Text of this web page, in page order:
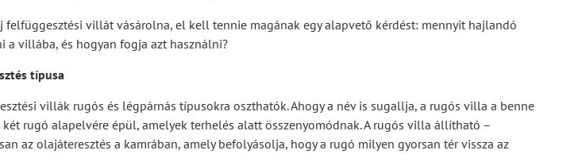
felfüggesztési villát vásárolna, el kell tennie magának egy alapvető kérdést: mennyit hajlandó
a villába, és hogyan fogja azt használni?
típusa
villák rugós és légpárnás típusokra oszthatók. Ahogy a név is sugallja, a rugós villa a benne
rugó alapelvére épül, amelyek terhelés alatt összenyomódnak. A rugós villa állítható –
az olajáteresztés a kamrában, amely befolyásolja, hogy a rugó milyen gyorsan tér vissza az